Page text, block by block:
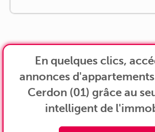
En quelques clics,
annonces
Cerdon (01) grâce au
intelligent de